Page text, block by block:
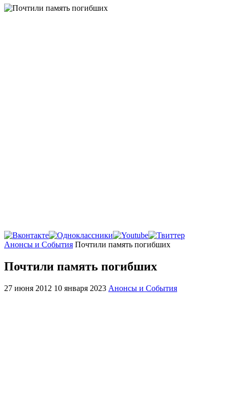
Главная
Анонсы и События Почтили память погибших
Почтили память погибших
27 июня 2012 10 января 2023 Анонсы и События